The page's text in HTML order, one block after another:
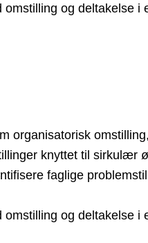
og deltakelse i
organisatorisk
knyttet til sirkulær
faglige
og deltakelse